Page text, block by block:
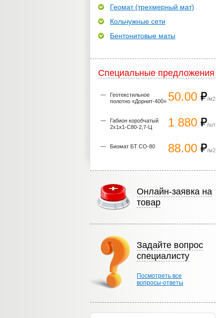
Геомат (трехмерный мат)
Кольчужные сети
Бентонитовые маты
Специальные предложения
50.00 /м2
Геотекстильное
полотно «Дорнит-400»
1 880 /шт
Габион коробчатый
2х1х1-С80-2,7-Ц
88.00 /м2
Биомат БТ СО-80
Онлайн-заявка на
товар
Задайте вопрос
специалисту
Посмотреть все
вопросы-ответы